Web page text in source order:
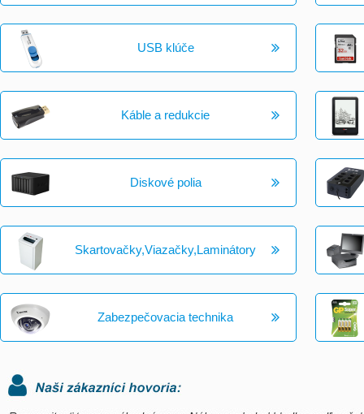
USB klúče
Káble a redukcie
Diskové polia
Skartovačky,Viazačky,Laminátory
Zabezpečovacia technika